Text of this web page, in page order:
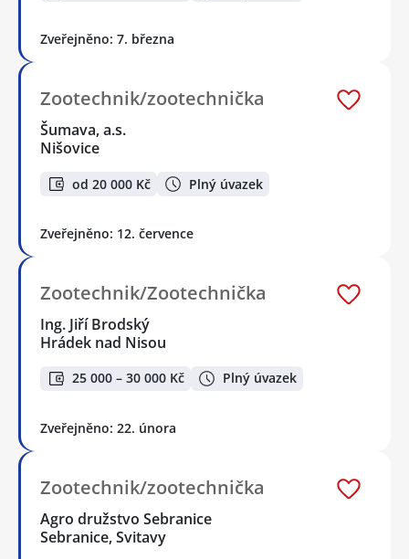
Zveřejněno: 7. března
Zootechnik/zootechnička
Šumava, a.s.
Nišovice
od 20 000 Kč Plný úvazek
Zveřejněno: 12. července
Zootechnik/Zootechnička
Ing. Jiří Brodský
Hrádek nad Nisou
25 000 – 30 000 Kč Plný úvazek
Zveřejněno: 22. února
Zootechnik/zootechnička
Agro družstvo Sebranice
Sebranice, Svitavy